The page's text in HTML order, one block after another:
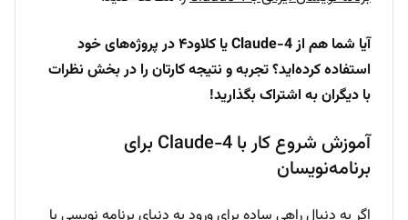
آیا شما هم از Claude-4 یا کلاود۴ در پروژه‌های خود
استفاده کرده‌اید؟ تجربه و نتیجه کارتان را در بخش نظرات
با دیگران به اشتراک بگذارید!
آموزش شروع کار با Claude-4 برای
برنامه‌نویسان